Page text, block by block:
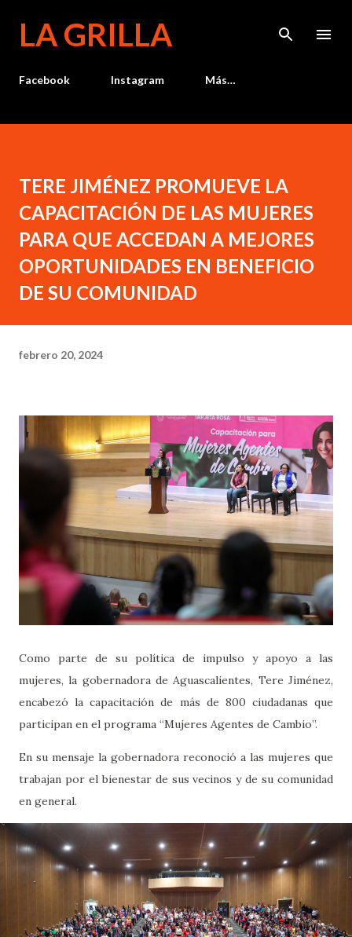
LA GRILLA
Facebook Instagram Más…
TERE JIMÉNEZ PROMUEVE LA
CAPACITACIÓN DE LAS MUJERES
PARA QUE ACCEDAN A MEJORES
OPORTUNIDADES EN BENEFICIO
DE SU COMUNIDAD
febrero 20, 2024
Como parte de su política de impulso y apoyo a las
mujeres, la gobernadora de Aguascalientes, Tere Jiménez,
encabezó la capacitación de más de 800 ciudadanas que
participan en el programa “Mujeres Agentes de Cambio”.
En su mensaje la gobernadora reconoció a las mujeres que
trabajan por el bienestar de sus vecinos y de su comunidad
en general.